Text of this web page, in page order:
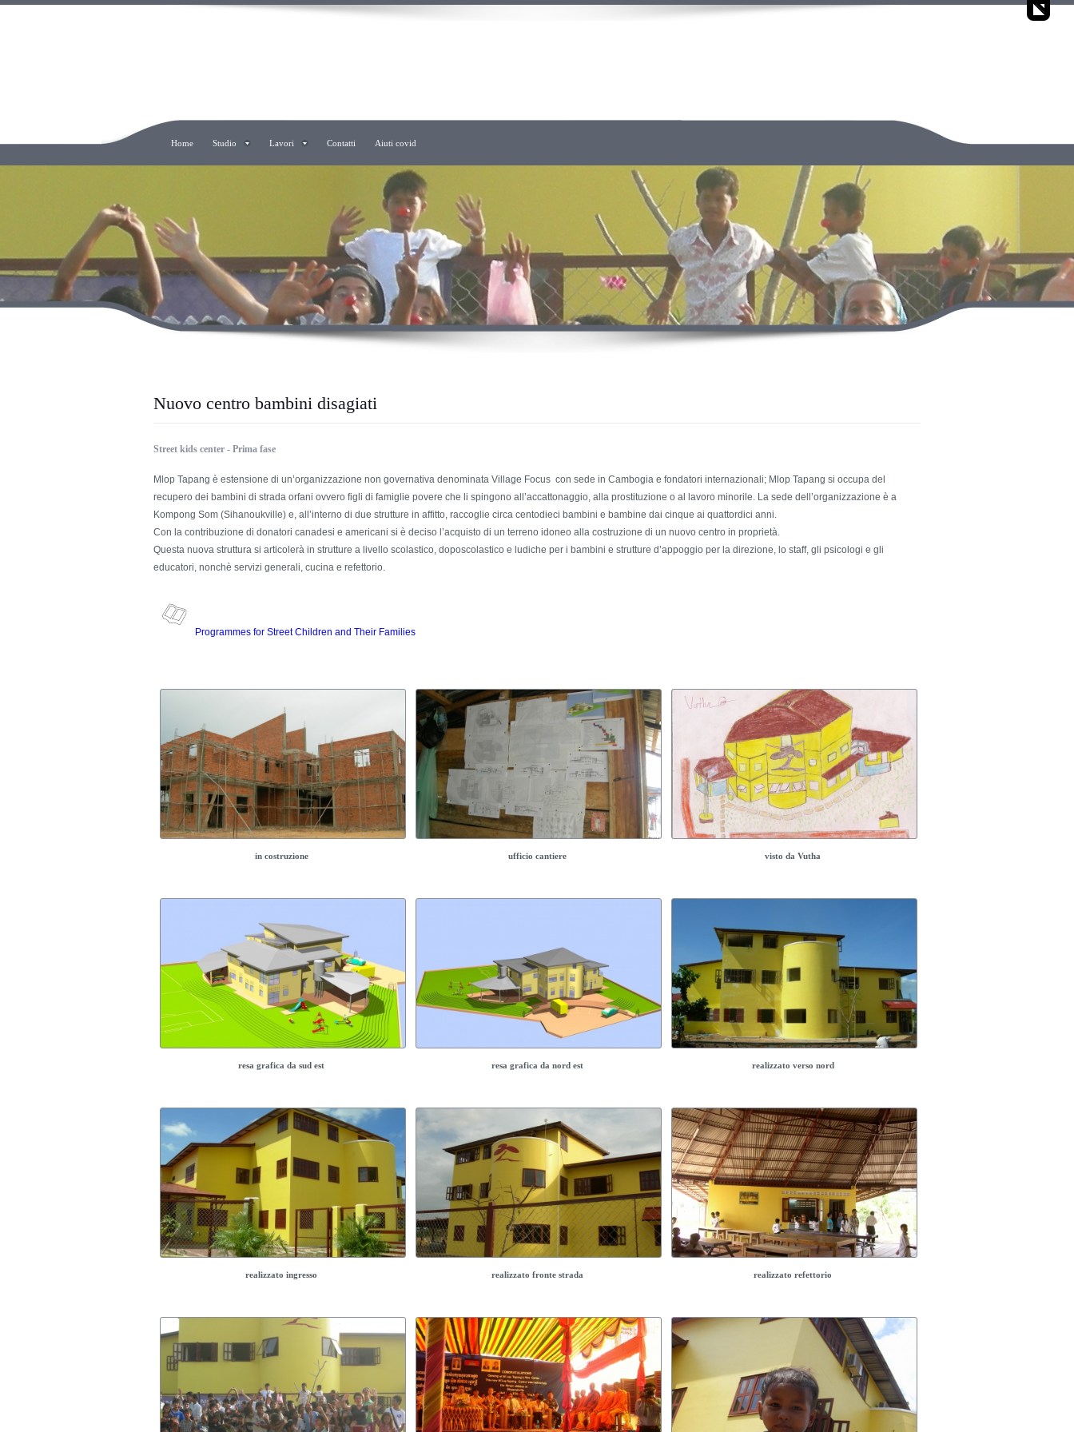
Home Studio Lavori Contatti Aiuti covid
Nuovo centro bambini disagiati
Street kids center - Prima fase
Mlop Tapang è estensione di un’organizzazione non governativa denominata Village Focus con sede in Cambogia e fondatori internazionali; Mlop Tapang si occupa del
recupero dei bambini di strada orfani ovvero figli di famiglie povere che li spingono all’accattonaggio, alla prostituzione o al lavoro minorile. La sede dell’organizzazione è a
Kompong Som (Sihanoukville) e, all’interno di due strutture in affitto, raccoglie circa centodieci bambini e bambine dai cinque ai quattordici anni.
Con la contribuzione di donatori canadesi e americani si è deciso l’acquisto di un terreno idoneo alla costruzione di un nuovo centro in proprietà.
Questa nuova struttura si articolerà in strutture a livello scolastico, doposcolastico e ludiche per i bambini e strutture d’appoggio per la direzione, lo staff, gli psicologi e gli
educatori, nonchè servizi generali, cucina e refettorio.
Programmes for Street Children and Their Families
in costruzione ufficio cantiere visto da Vutha
resa grafica da sud est resa grafica da nord est realizzato verso nord
realizzato ingresso realizzato fronte strada realizzato refettorio